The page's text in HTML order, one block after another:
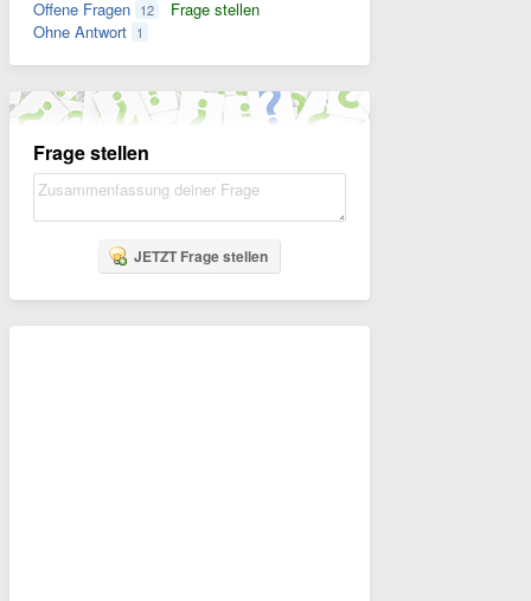
Offene Fragen 12
Ohne Antwort 1
Frage stellen
Frage stellen
JETZT Frage stellen